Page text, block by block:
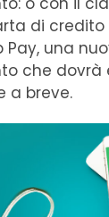
di
Pay, una
che dovrà
a breve.